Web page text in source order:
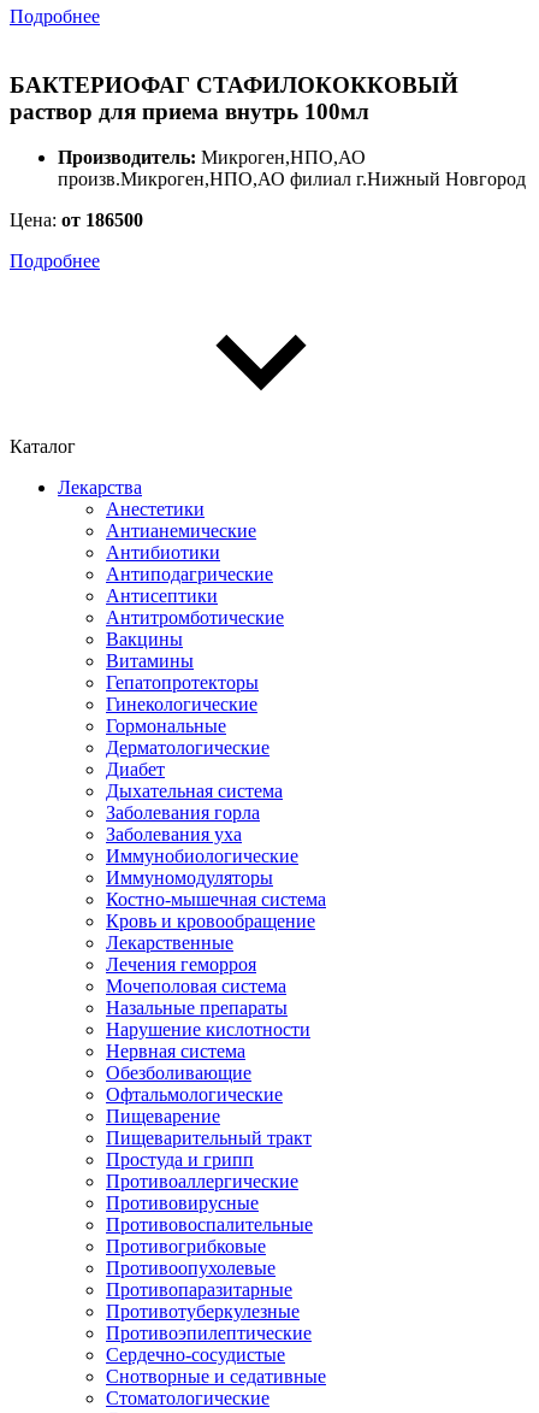
Подробнее
БАКТЕРИОФАГ СТАФИЛОКОККОВЫЙ
раствор для приема внутрь 100мл
Производитель: Микроген,НПО,АО
произв.Микроген,НПО,АО филиал г.Нижный Новгород
Цена: от 186500
Подробнее
Каталог
Лекарства
Анестетики
Антианемические
Антибиотики
Антиподагрические
Антисептики
Антитромботические
Вакцины
Витамины
Гепатопротекторы
Гинекологические
Гормональные
Дерматологические
Диабет
Дыхательная система
Заболевания горла
Заболевания уха
Иммунобиологические
Иммуномодуляторы
Костно-мышечная система
Кровь и кровообращение
Лекарственные
Лечения геморроя
Мочеполовая система
Назальные препараты
Нарушение кислотности
Нервная система
Обезболивающие
Офтальмологические
Пищеварение
Пищеварительный тракт
Простуда и грипп
Противоаллергические
Противовирусные
Противовоспалительные
Противогрибковые
Противоопухолевые
Противопаразитарные
Противотуберкулезные
Противоэпилептические
Сердечно-сосудистые
Снотворные и седативные
Стоматологические